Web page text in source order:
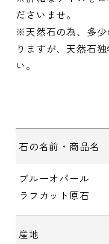
ださいませ。
※天然石の為、多少
りますが、天然石
い。
石の名前・商品名
ブルーオパール
ラフカット原石
産地